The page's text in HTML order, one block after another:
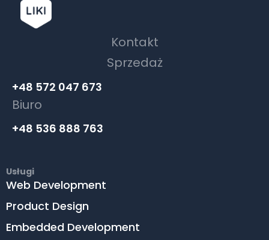
Kontakt
Sprzedaż
+48 572 047 673
Biuro
+48 536 888 763
Usługi
Web Development
Product Design
Embedded Development